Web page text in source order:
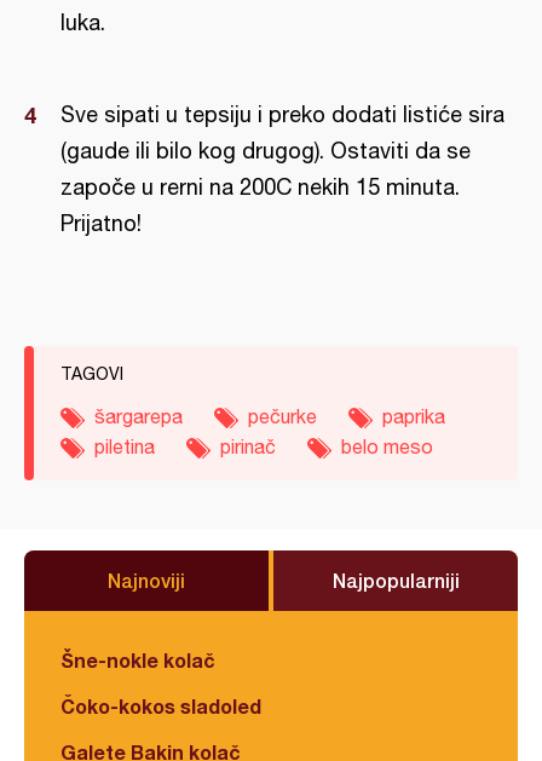
luka.
Sve sipati u tepsiju i preko dodati listiće sira
(gaude ili bilo kog drugog). Ostaviti da se
započe u rerni na 200C nekih 15 minuta.
Prijatno!
TAGOVI
šargarepa pečurke
paprika
piletina
pirinač belo meso
Najnoviji Najpopularniji
Šne-nokle kolač
Čoko-kokos sladoled
Galete Bakin kolač